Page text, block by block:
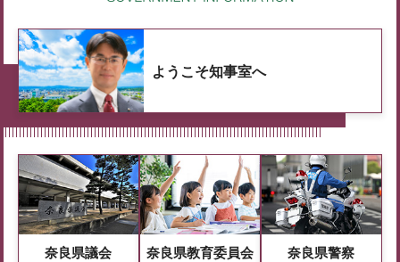
ようこそ知事室へ
奈良県議会 奈良県教育委員会 奈良県警察